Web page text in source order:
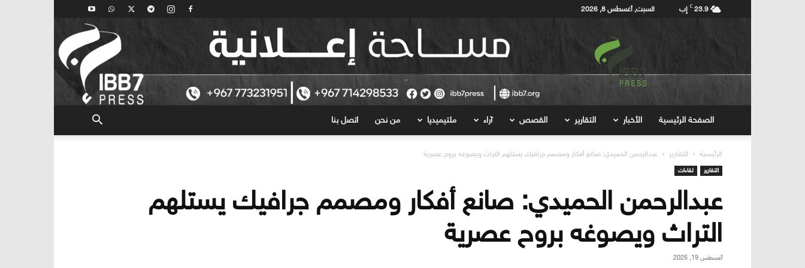
23.9
C إب السبت, أغسطس 8, 2026
إب7برس
Ibb7press
الصفحة الرئيسية الأخبار التقارير القصص آراء ملتيميديا من نحن اتصل بنا
الرئيسية التقارير عبدالرحمن الحميدي: صانع أفكار ومصمم جرافيك يستلهم التراث ويصوغه بروح عصرية
التقارير لقاءات
عبدالرحمن الحميدي: صانع أفكار ومصمم جرافيك يستلهم
التراث ويصوغه بروح عصرية
أغسطس 19, 2025